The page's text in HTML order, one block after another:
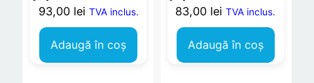
93,00 lei TVA inclus.
Adaugă în coș
83,00 lei TVA inclus.
Adaugă în coș